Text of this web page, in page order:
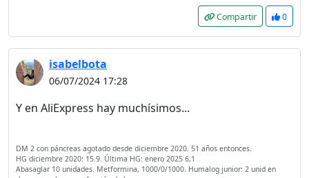
Compartir 0
isabelbota
06/07/2024 17:28
Y en AliExpress hay muchísimos...
DM 2 con páncreas agotado desde diciembre 2020. 51 años entonces.
HG diciembre 2020: 15.9. Última HG: enero 2025 6,1
Abasaglar 10 unidades. Metformina, 1000/0/1000. Humalog junior: 2 unid en